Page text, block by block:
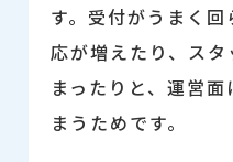
す。受付がうまく
応が増えたり、ス
まったりと、運営
まうためです。